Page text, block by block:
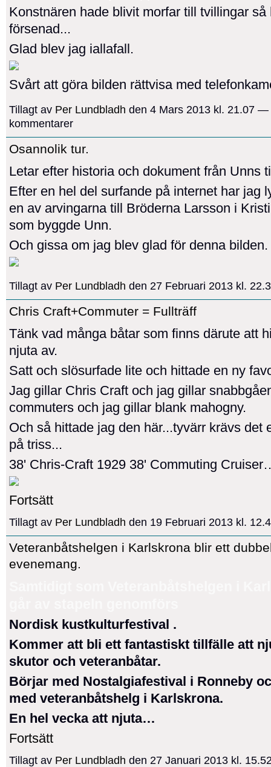
Konstnären hade blivit morfar till tvillingar så
försenad...
Glad blev jag iallafall.
Svårt att göra bilden rättvisa med
Tillagt av Per Lundbladh den 4 Mars 2013 kl. 21.07 —
kommentarer
Osannolik tur.
Letar efter historia och dokument från Unns
Efter en hel del surfande på internet har jag
en av arvingarna till Bröderna Larsson i
som byggde Unn.
Och gissa om jag blev glad för denna bilden.
Tillagt av Per Lundbladh den 27 Februari 2013 kl.
Chris Craft+Commuter = Fullträff
Tänk vad många båtar som finns därute att
njuta av.
Satt och slösurfade lite och hittade en ny
Jag gillar Chris Craft och jag gillar
commuters och jag gillar blank mahogny.
Och så hittade jag den här...tyvärr krävs det
på triss...
38' Chris-Craft 1929 38' Commuting
Fortsätt
Tillagt av Per Lundbladh den 19 Februari 2013 kl.
Veteranbåtshelgen i Karlskrona blir ett
evenemang.
Nordisk kustkulturfestival .
Kommer att bli ett fantastiskt tillfälle att
skutor och veteranbåtar.
Börjar med Nostalgiafestival i Ronneby
med veteranbåtshelg i Karlskrona.
En hel vecka att njuta…
Fortsätt
Tillagt av Per Lundbladh den 27 Januari 2013 kl.